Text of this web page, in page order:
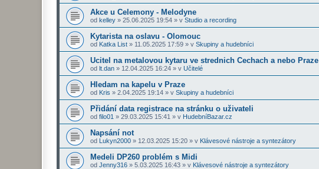
Akce u Celemony - Melodyne
od kelley » 25.06.2025 19:54 » v Studio a recording
Kytarista na oslavu - Olomouc
od Katka List » 11.05.2025 17:59 » v Skupiny a hudebníci
Ucitel na metalovou kytaru ve strednich Cechach a nebo Praze
od lt.dan » 12.04.2025 16:24 » v Učitelé
Hledam na kapelu v Praze
od Kris » 2.04.2025 19:14 » v Skupiny a hudebníci
Přidání data registrace na stránku o uživateli
od filo01 » 29.03.2025 15:41 » v HudebníBazar.cz
Napsání not
od Lukyn2000 » 12.03.2025 15:20 » v Klávesové nástroje a syntezátory
Medeli DP260 problém s Midi
od Jenny316 » 5.03.2025 16:43 » v Klávesové nástroje a syntezátory